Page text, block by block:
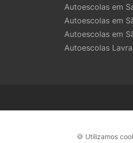
Autoescolas em
Autoescolas em
Autoescolas em
Autoescolas
🍪 Utilizamos